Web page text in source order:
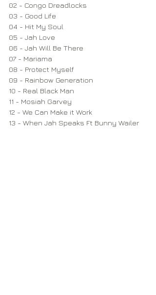
02 - Congo Dreadlocks
03 - Good Life
04 - Hit My Soul
05 - Jah Love
06 - Jah Will Be There
07 - Mariama
08 - Protect Myself
09 - Rainbow Generation
10 - Real Black Man
11 - Mosiah Garvey
12 - We Can Make it Work
13 - When Jah Speaks Ft Bunny Wailer